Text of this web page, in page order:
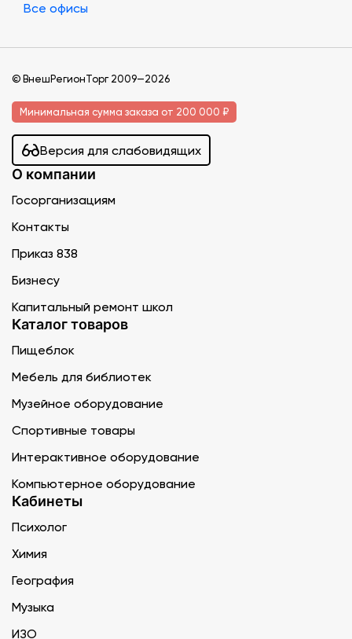
Все офисы
© ВнешРегионТорг 2009—2026
Минимальная сумма заказа от 200 000 ₽
Версия для слабовидящих
О компании
Госорганизациям
Контакты
Приказ 838
Бизнесу
Капитальный ремонт школ
Каталог товаров
Пищеблок
Мебель для библиотек
Музейное оборудование
Спортивные товары
Интерактивное оборудование
Компьютерное оборудование
Кабинеты
Психолог
Химия
География
Музыка
ИЗО